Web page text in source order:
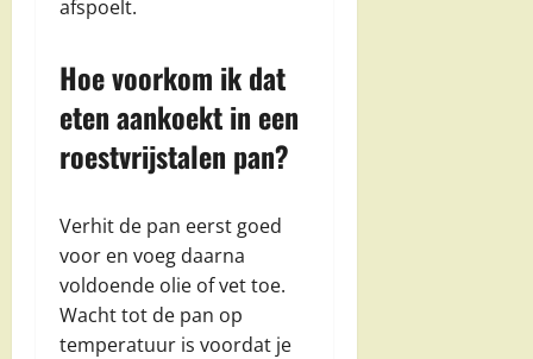
afspoelt.
Hoe voorkom ik dat
eten aankoekt in een
roestvrijstalen pan?
Verhit de pan eerst goed
voor en voeg daarna
voldoende olie of vet toe.
Wacht tot de pan op
temperatuur is voordat je